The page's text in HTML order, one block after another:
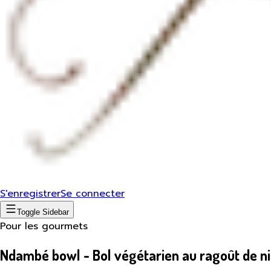
S'enregistrerSe connecter
Toggle Sidebar
Pour les gourmets
Ndambé bowl - Bol végétarien au ragoût de